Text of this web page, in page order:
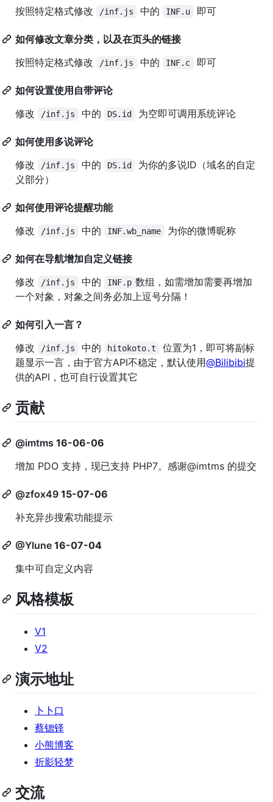
按照特定格式修改 /inf.js 中的 INF.u 即可
如何修改文章分类，以及在页头的链接
按照特定格式修改
/inf.js 中的 INF.c 即可
如何设置使用自带评论
修改
/inf.js 中的 DS.id 为空即可调用系统评论
如何使用多说评论
修改
/inf.js 中的 DS.id
为你的多说ID（域名的自定
义部分）
如何使用评论提醒功能
修改
/inf.js 中的 INF.wb_name 为你的微博昵称
如何在导航增加自定义链接
修改
/inf.js 中的 INF.p 数组，如需增加需要再增加
一个对象，对象之间务必加上逗号分隔！
如何引入一言？
修改
/inf.js 中的 hitokoto.t
位置为1，即可将副标
题显示一言，由于官方API不稳定，默认使用@Bilibibi提
供的API，也可自行设置其它
贡献
@imtms 16-06-06
增加 PDO 支持，现已支持 PHP7。感谢@imtms 的提交
@zfox49 15-07-06
补充异步搜索功能提示
@Ylune 16-07-04
集中可自定义内容
风格模板
V1
V2
演示地址
卜卜口
蔡锶铎
小熊博客
折影轻梦
交流